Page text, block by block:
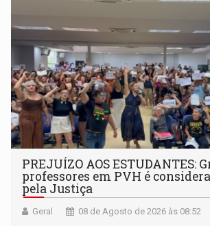
PREJUÍZO AOS ESTUDANTES:
professores em PVH é
pela Justiça
Geral 08 de Agosto de 2026 às 08:52